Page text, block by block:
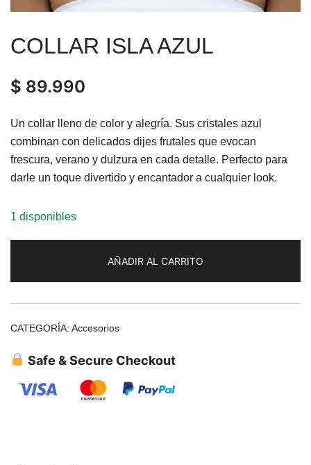
COLLAR ISLA AZUL
$ 89.990
Un collar lleno de color y alegría. Sus cristales azul
combinan con delicados dijes frutales que evocan
frescura, verano y dulzura en cada detalle. Perfecto para
darle un toque divertido y encantador a cualquier look.
1 disponibles
AÑADIR AL CARRITO
CATEGORÍA: Accesorios
Safe & Secure Checkout